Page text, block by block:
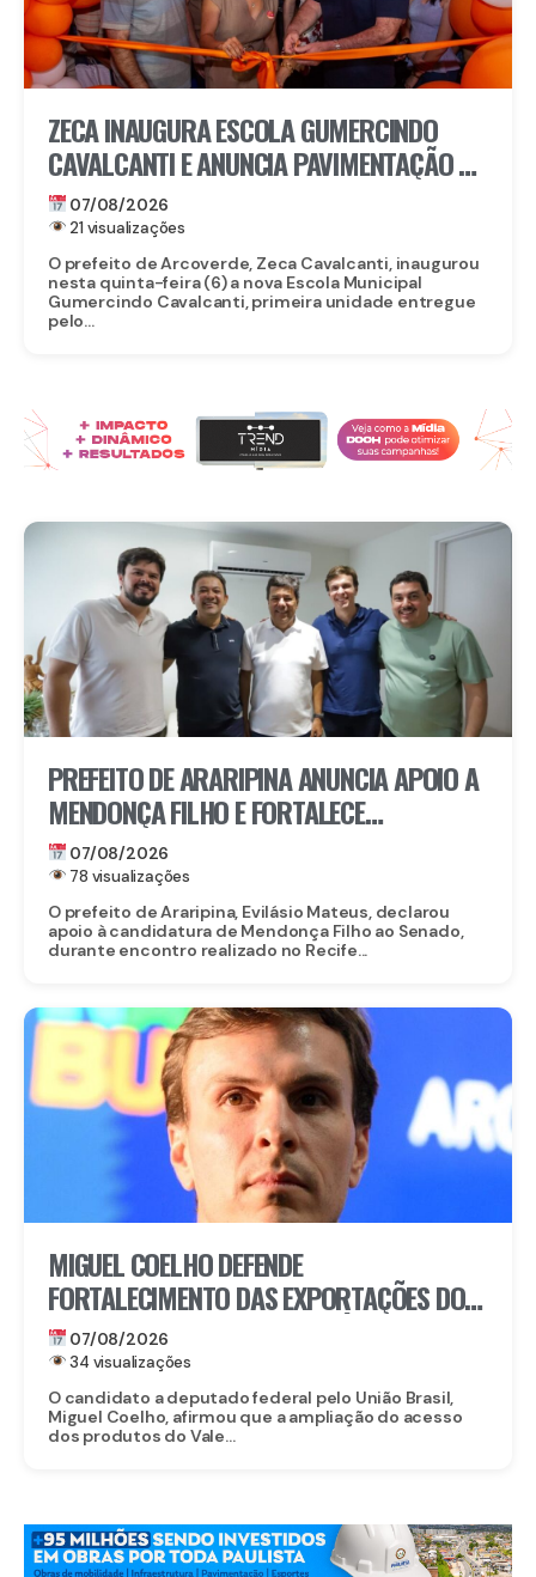
ZECA INAUGURA ESCOLA GUMERCINDO
CAVALCANTI E ANUNCIA PAVIMENTAÇÃO DE
QUASE 100 RUAS EM ARCOVERDE
07/08/2026
21 visualizações
O prefeito de Arcoverde, Zeca Cavalcanti, inaugurou
nesta quinta-feira (6) a nova Escola Municipal
Gumercindo Cavalcanti, primeira unidade entregue
pelo...
PREFEITO DE ARARIPINA ANUNCIA APOIO A
MENDONÇA FILHO E FORTALECE
CANDIDATURA NO SERTÃO
07/08/2026
78 visualizações
O prefeito de Araripina, Evilásio Mateus, declarou
apoio à candidatura de Mendonça Filho ao Senado,
durante encontro realizado no Recife...
MIGUEL COELHO DEFENDE
FORTALECIMENTO DAS EXPORTAÇÕES DO
VALE DO SÃO FRANCISCO APÓS ABERTURA
DO MERCADO CHINÊS
07/08/2026
34 visualizações
O candidato a deputado federal pelo União Brasil,
Miguel Coelho, afirmou que a ampliação do acesso
dos produtos do Vale...